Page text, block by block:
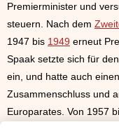
Premierminister und
steuern. Nach dem
1947 bis 1949 erneut
Spaak setzte sich für
ein, und hatte auch
Zusammenschluss und
Europarates. Von 1957